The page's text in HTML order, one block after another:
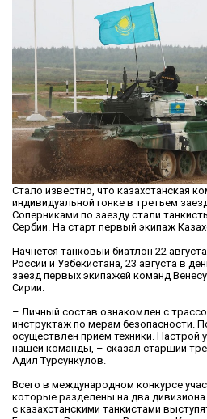
Стало известно, что казахстанская
индивидуальной гонке в третьем
Соперниками по заезду стали
Сербии. На старт первый экипаж
Начнется танковый биатлон 22
России и Узбекистана, 23 августа в
заезд первых экипажей команд
Сирии.
– Личный состав ознакомлен с
инструктаж по мерам безопасности.
осуществлен прием техники. Настрой
нашей команды, – сказал старший
Адил Турсункулов.
Всего в международном конкурсе
которые разделены на два
с казахстанскими танкистами